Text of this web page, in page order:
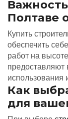
Полтаве
Купить
обеспечить
работ на
предоставляют
использования
Как
для